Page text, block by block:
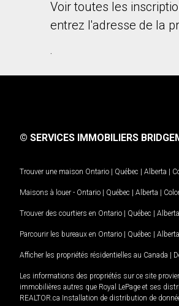
Voir toutes les
entrez l'adresse de la
.
© SERVICES IMMOBILIERS
Trouver une maison Ontario | Québec | Alberta |
Maisons à louer - Ontario | Québec | Alberta |
Trouver des courtiers en Ontario | Québec | Alberta
Parcourir les bureaux en Ontario | Québec | Alberta
Afficher les propriétés résidentielles au Canada |
Les informations des propriétés sur ce site
immobilières autres que Royal LePage et ses
REALTOR.ca Installation de distribution de